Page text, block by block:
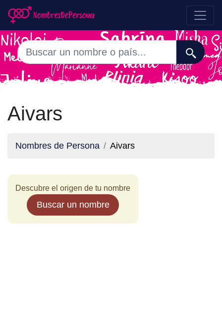
Aivars
Nombres de Persona Aivars
Descubre el origen de tu nombre
Buscar un nombre